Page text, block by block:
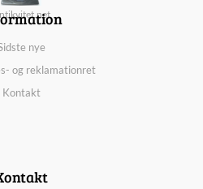
nye
og reklamationret
Kontakt